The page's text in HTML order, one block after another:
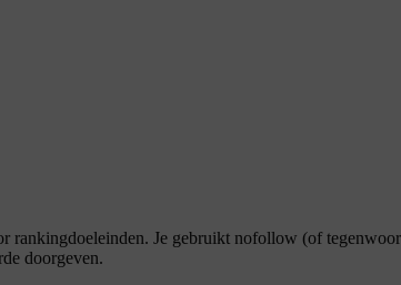
Je gebruikt nofollow (of
doorgeven.